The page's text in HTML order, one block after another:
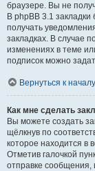
браузере. Вы не
В phpBB 3.1
получать
закладках. В случае
изменениях в теме
подписок можно
Вернуться к началу
Как мне сделать
Вы можете создать
щёлкнув по
которое находится в
Отметив галочкой
отправке сообщения,